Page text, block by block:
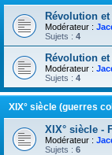
Révolution
Modérateur :
Sujets : 4
Révolution
Modérateur :
Sujets : 4
XIX° siècle (guerres
XIX° siècle -
Modérateur :
Sujets : 6